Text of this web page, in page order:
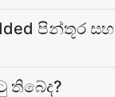
පින්තූර
තිබේද?